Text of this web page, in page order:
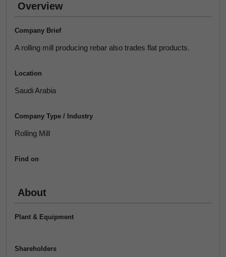
Overview
Company Brief
A rolling mill producing rebar also trades flat products.
Location
Saudi Arabia
Company Type / Industry
Rolling Mill
Find on
About
Plant & Equipment
Shareholders